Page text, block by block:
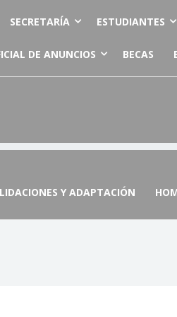
SECRETARÍA ESTUDIANTES
DE ANUNCIOS BECAS
Y ADAPTACIÓN